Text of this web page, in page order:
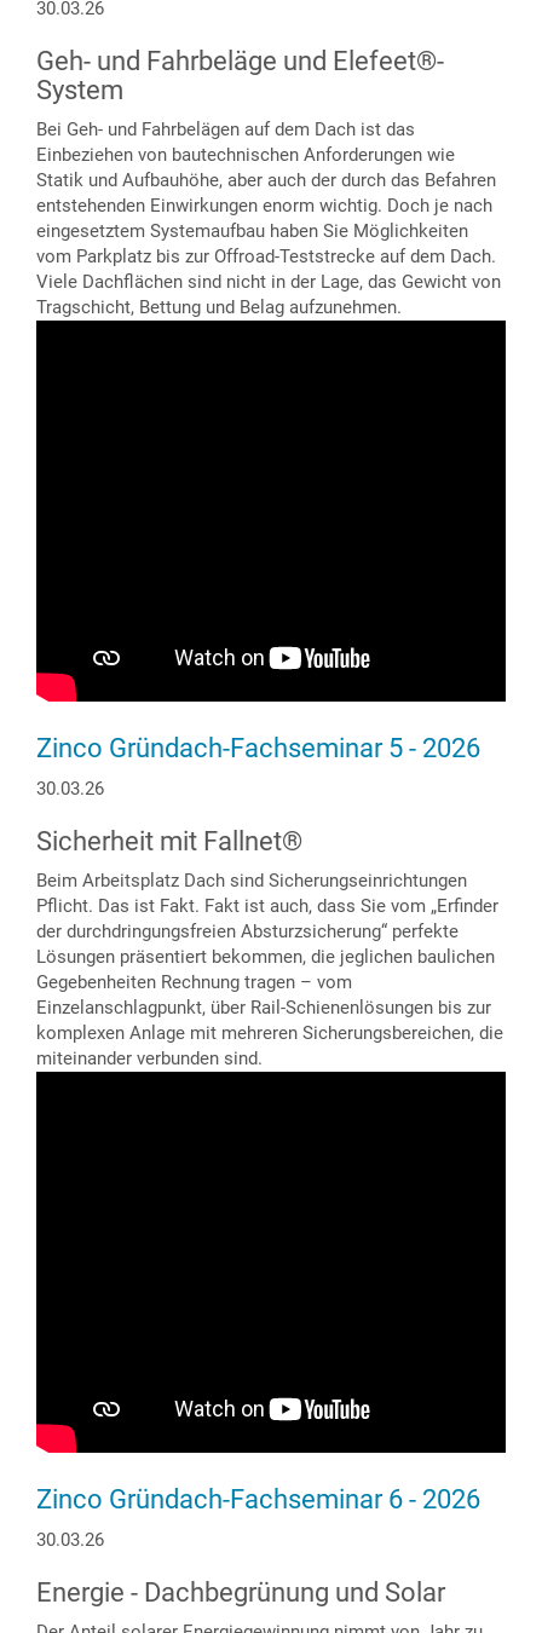
30.03.26
Geh- und Fahrbeläge und Elefeet®-
System
Bei Geh- und Fahrbelägen auf dem Dach ist das
Einbeziehen von bautechnischen Anforderungen wie
Statik und Aufbauhöhe, aber auch der durch das Befahren
entstehenden Einwirkungen enorm wichtig. Doch je nach
eingesetztem Systemaufbau haben Sie Möglichkeiten
vom Parkplatz bis zur Offroad-Teststrecke auf dem Dach.
Viele Dachflächen sind nicht in der Lage, das Gewicht von
Tragschicht, Bettung und Belag aufzunehmen.
Zinco Gründach-Fachseminar 5 - 2026
30.03.26
Sicherheit mit Fallnet®
Beim Arbeitsplatz Dach sind Sicherungseinrichtungen
Pflicht. Das ist Fakt. Fakt ist auch, dass Sie vom „Erfinder
der durchdringungsfreien Absturzsicherung“ perfekte
Lösungen präsentiert bekommen, die jeglichen baulichen
Gegebenheiten Rechnung tragen – vom
Einzelanschlagpunkt, über Rail-Schienenlösungen bis zur
komplexen Anlage mit mehreren Sicherungsbereichen, die
miteinander verbunden sind.
Zinco Gründach-Fachseminar 6 - 2026
30.03.26
Energie - Dachbegrünung und Solar